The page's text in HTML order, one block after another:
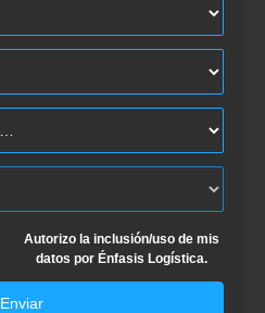
Autorizo la inclusión/uso de mis
datos por Énfasis Logística.
Enviar